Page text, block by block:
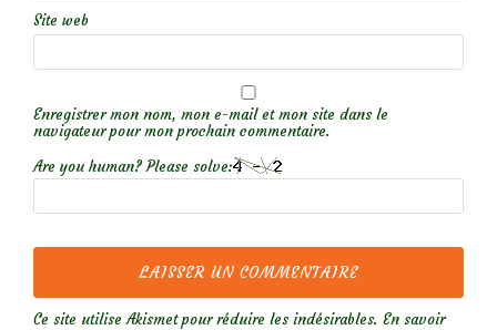
Site web
Enregistrer mon nom, mon e-mail et mon site dans le
navigateur pour mon prochain commentaire.
Are you human? Please solve:
Ce site utilise Akismet pour réduire les indésirables. En savoir